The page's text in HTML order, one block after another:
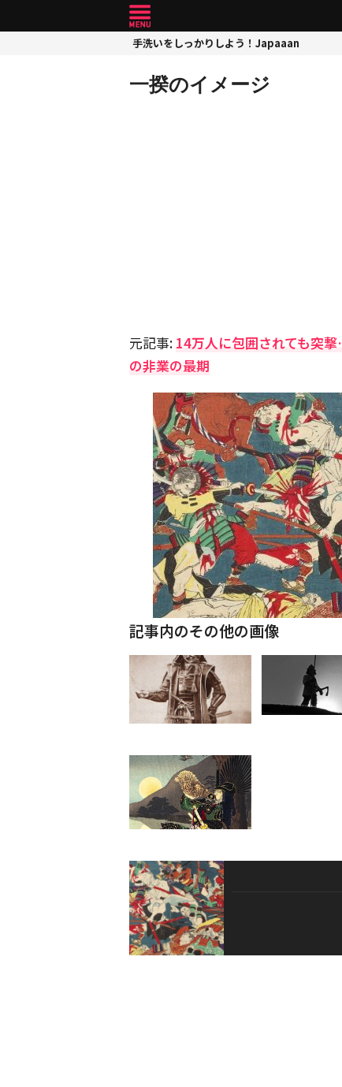
手洗いをしっかりしよう！Japaaan
一揆のイメージ
元記事: 14万人に包囲されても突
の非業の最期
記事内のその他の画像